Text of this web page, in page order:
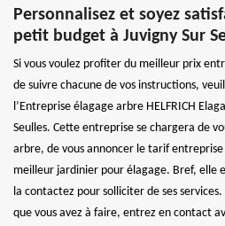
Personnalisez et soyez
petit budget à Juvigny Sur
Si vous voulez profiter du meilleur prix
de suivre chacune de vos instructions,
l’Entreprise élagage arbre HELFRICH
Seulles. Cette entreprise se chargera de
arbre, de vous annoncer le tarif
meilleur jardinier pour élagage. Bref, elle
la contactez pour solliciter de ses
que vous avez à faire, entrez en contact